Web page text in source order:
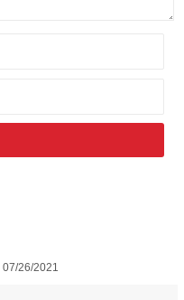
07/26/2021